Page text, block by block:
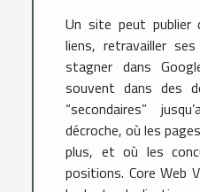
Un site peut publier
liens, retravailler
stagner dans
souvent dans des
“secondaires”
décroche, où les
plus, et où les
positions. Core Web